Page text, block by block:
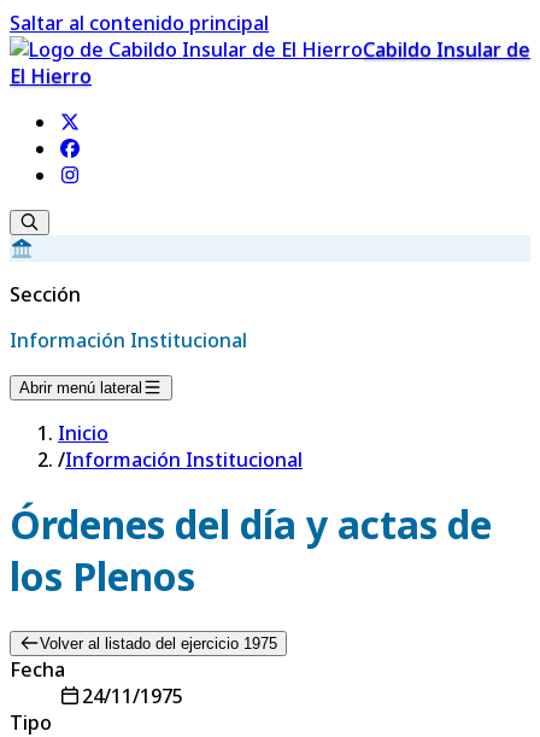
Saltar al contenido principal
Cabildo Insular de
El Hierro
Sección
Información Institucional
Abrir menú lateral
Inicio
/Información Institucional
Órdenes del día y actas de
los Plenos
Volver al listado del ejercicio 1975
Fecha
24/11/1975
Tipo